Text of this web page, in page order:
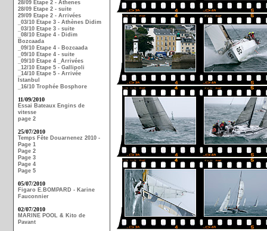
28/09 Etape 2 - Athenes
28/09 Etape 2 - suite
29/09 Etape 2 - Arrivées
_03/10 Etape 3 - Athènes Didim
_03/10 Etape 3 - suite
_08/10 Etape 4 - Didim
Bozcaada
_09/10 Etape 4 - Bozcaada
_09/10 Etape 4 - suite
_09/10 Etape 4 _Arrivées
_12/10 Etape 5 - Gallipoli
_14/10 Etape 5 - Arrivée
Istanbul
_16/10 Trophée Bosphore
11/09/2010
Essai Bateaux Engins de
vitesse
page 2
25/07/2010
Temps Fête Douarnenez 2010 -
Page 1
Page 2
Page 3
Page 4
Page 5
05/07/2010
Figaro E.BOMPARD - Karine
Fauconnier
02/07/2010
MARINE POOL & Kito de
Pavant